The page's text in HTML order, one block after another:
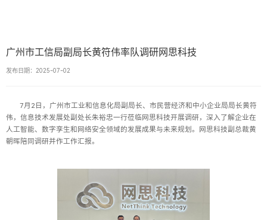
广州市工信局副局长黄符伟率队调研网思科技
发布日期：2025-07-02
7月2日，广州市工业和信息化局副局长、市民营经济和中小企业局局长黄符
伟，信息技术发展处副处长朱裕忠一行莅临网思科技开展调研，深入了解企业在
人工智能、数字孪生和网络安全领域的发展成果与未来规划。网思科技副总裁黄
朝晖陪同调研并作工作汇报。